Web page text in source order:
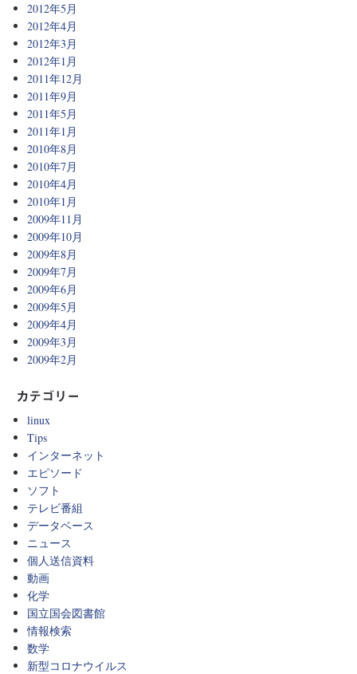
2012年5月
2012年4月
2012年3月
2012年1月
2011年12月
2011年9月
2011年5月
2011年1月
2010年8月
2010年7月
2010年4月
2010年1月
2009年11月
2009年10月
2009年8月
2009年7月
2009年6月
2009年5月
2009年4月
2009年3月
2009年2月
カテゴリー
linux
Tips
インターネット
エピソード
ソフト
テレビ番組
データベース
ニュース
個人送信資料
動画
化学
国立国会図書館
情報検索
数学
新型コロナウイルス